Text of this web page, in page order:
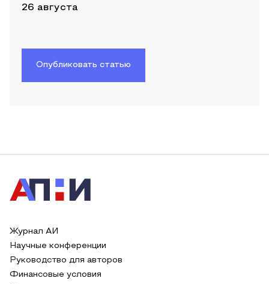
26 августа
Опубликовать статью
Журнал АИ
Научные конференции
Руководство для авторов
Финансовые условия